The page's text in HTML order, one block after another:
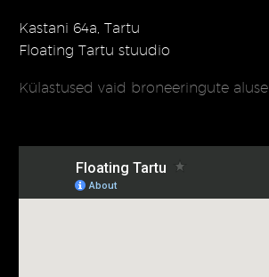
Kastani 64a, Tartu
Floating Tartu stuudio
Külastused vaid broneeringute alusel